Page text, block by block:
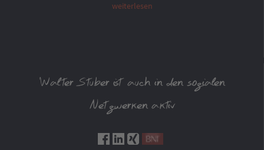
weiterlesen
Walter Stuber ist auch in den sozialen
Netzwerken aktiv